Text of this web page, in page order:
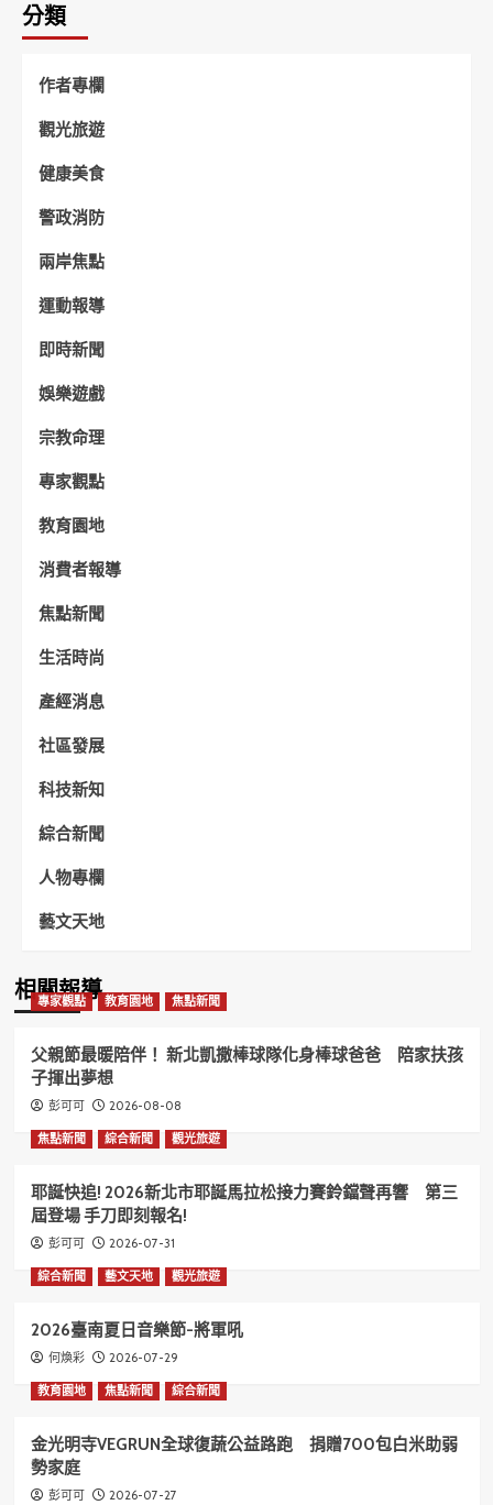
分類
作者專欄
觀光旅遊
健康美食
警政消防
兩岸焦點
運動報導
即時新聞
娛樂遊戲
宗教命理
專家觀點
教育園地
消費者報導
焦點新聞
生活時尚
產經消息
社區發展
科技新知
綜合新聞
人物專欄
藝文天地
相關報導
專家觀點 教育園地 焦點新聞
父親節最暖陪伴！ 新北凱撒棒球隊化身棒球爸爸 陪家扶孩
子揮出夢想
彭可可 2026-08-08
焦點新聞 綜合新聞 觀光旅遊
耶誕快追! 2026新北市耶誕馬拉松接力賽鈴鐺聲再響 第三
屆登場 手刀即刻報名!
彭可可 2026-07-31
綜合新聞 藝文天地 觀光旅遊
2026臺南夏日音樂節-將軍吼
何煥彩 2026-07-29
教育園地 焦點新聞 綜合新聞
金光明寺VEGRUN全球復蔬公益路跑 捐贈700包白米助弱
勢家庭
彭可可 2026-07-27